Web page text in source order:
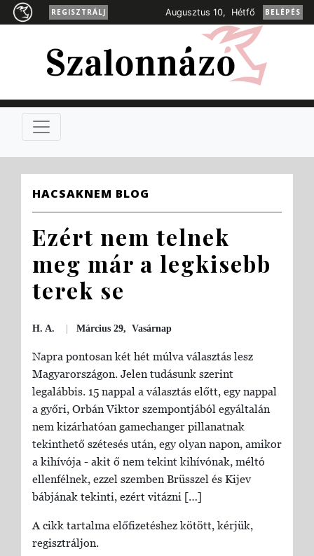
REGISZTRÁLJ Augusztus 10, Hétfő BELÉPÉS
HACSAKNEM BLOG
Ezért nem telnek
meg már a legkisebb
terek se
H. A. Március 29, Vasárnap
Napra pontosan két hét múlva választás lesz
Magyarországon. Jelen tudásunk szerint
legalábbis. 15 nappal a választás előtt, egy nappal
a győri, Orbán Viktor szempontjából egyáltalán
nem kizárhatóan gamechanger pillanatnak
tekinthető szétesés után, egy olyan napon, amikor
a kihívója - akit ő nem tekint kihívónak, méltó
ellenfélnek, ezzel szemben Brüsszel és Kijev
bábjának tekinti, ezért vitázni […]
A cikk tartalma előfizetéshez kötött, kérjük,
regisztráljon.